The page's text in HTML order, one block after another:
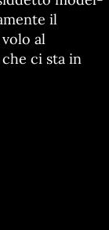
il
al
ci sta in